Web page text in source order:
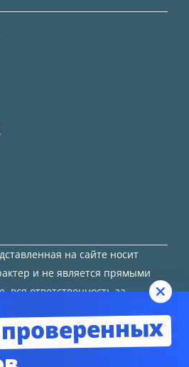
на сайте носит
и не является прямыми
вся ответственность за
проверенных